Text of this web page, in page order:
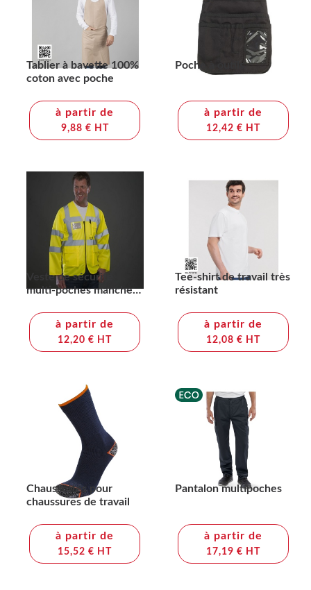
Tablier à bavette 100%
coton avec poche
à partir de
9,88 € HT
Poche à outils
à partir de
12,42 € HT
Veste de sécurité
multi-poches manches
à partir de
12,20 € HT
Tee-shirt de travail très
résistant
à partir de
12,08 € HT
Chaussettes pour
chaussures de travail
à partir de
15,52 € HT
Pantalon multipoches
à partir de
17,19 € HT